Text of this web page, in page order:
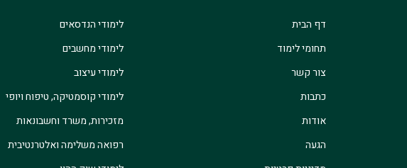
דף הבית
תחומי לימוד
צור קשר
כתבות
אודות
הגעה
לימודי הנדסאים
לימודי מחשבים
לימודי עיצוב
לימודי קוסמטיקה, טיפוח ויופי
מזכירות, משרד וחשבונאות
רפואה משלימה ואלטרנטיבית